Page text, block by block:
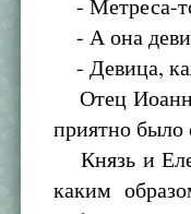
- Метреса-
- А она
- Девица,
Отец Иоанн
приятно было
Князь и
каким